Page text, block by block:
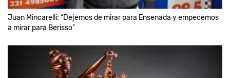
Juan Mincarelli: “Dejemos de mirar para Ensenada y empecemos
a mirar para Berisso”